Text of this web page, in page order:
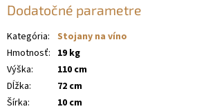
Dodatočné parametre
Kategória: Stojany na víno
Hmotnosť: 19 kg
Výška:
110 cm
Dĺžka:
72 cm
Šírka:
10 cm